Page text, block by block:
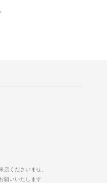
店くださいませ。
願いいたします